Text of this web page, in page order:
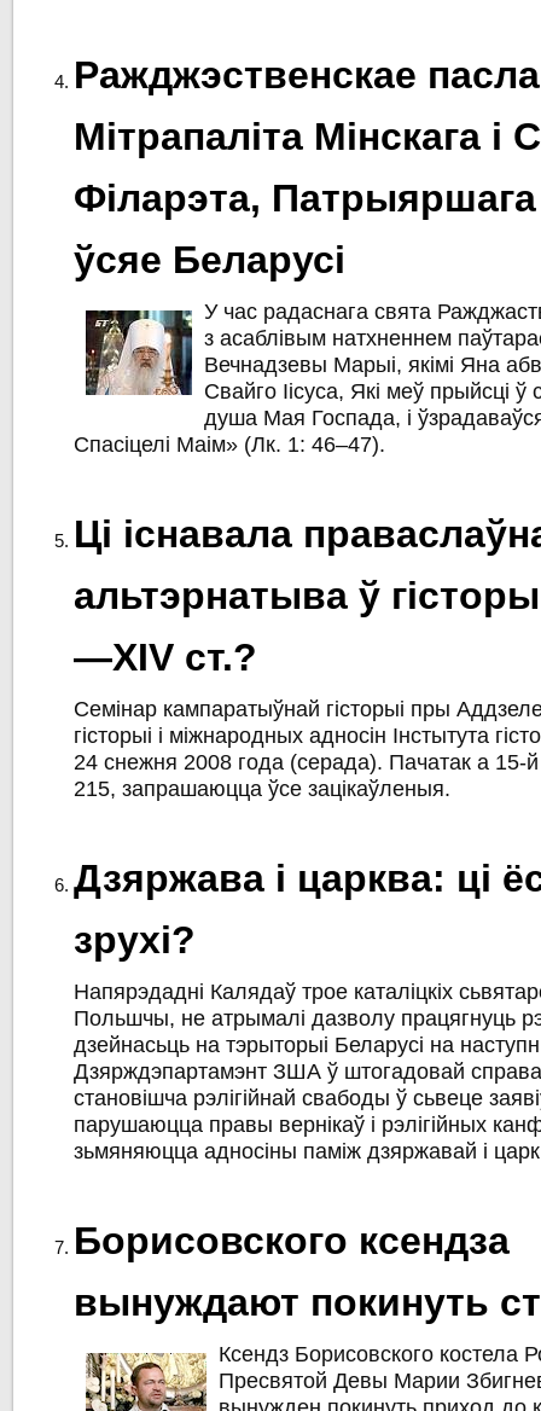
Ражджэственскае
Мітрапаліта Мінскага і
Філарэта,
ўсяе Беларусі
У час радаснага свята
з асаблівым натхненнем
Вечнадзевы Марыі, якімі Яна
Свайго Іісуса, Які меў прыйсці ў
душа Мая Госпада, і
Спасіцелі Маім» (Лк. 1: 46–47).
Ці існавала
альтэрнатыва ў
—XІV ст.?
Семінар кампаратыўнай гісторыі пры
гісторыі і міжнародных адносін Інстытута
24 снежня 2008 года (серада). Пачатак а 15-й
215, запрашаюцца ўсе зацікаўленыя.
Дзяржава і царква: ці
зрухі?
Напярэдадні Калядаў трое каталіцкіх
Польшчы, не атрымалі дазволу працягнуць
дзейнасьць на тэрыторыі Беларусі на
Дзярждэпартамэнт ЗША ў штогадовай
становішча рэлігійнай свабоды ў сьвеце
парушаюцца правы вернікаў і рэлігійных
зьмяняюцца адносіны паміж дзяржавай і
Борисовского ксендза
вынуждают покинуть
Ксендз Борисовского костела
Пресвятой Девы Марии